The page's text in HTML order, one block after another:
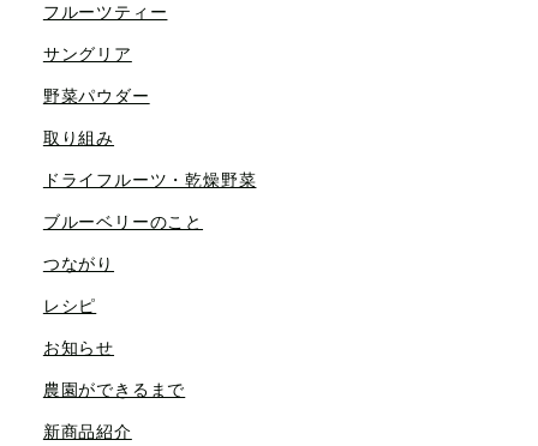
フルーツティー
サングリア
野菜パウダー
取り組み
ドライフルーツ・乾燥野菜
ブルーベリーのこと
つながり
レシピ
お知らせ
農園ができるまで
新商品紹介